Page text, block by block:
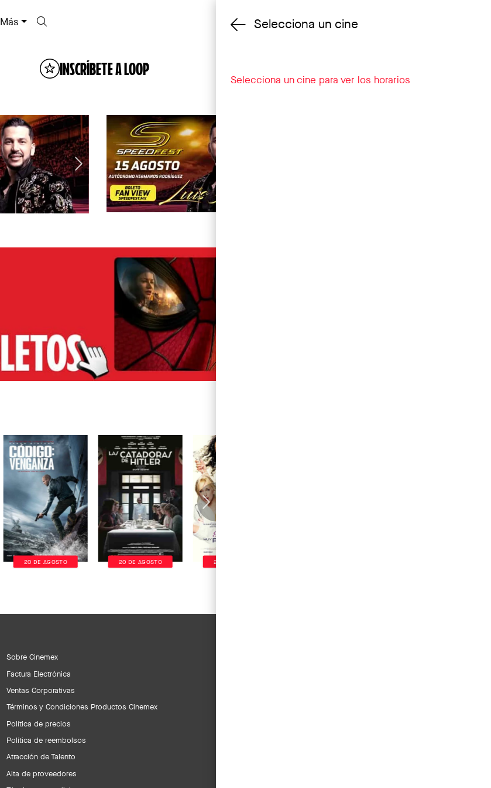
Cambiar cine
Más
INSCRÍBETE A LOOP
20 DE AGOSTO 20 DE AGOSTO 20 DE AGOSTO
Sobre Cinemex
Factura Electrónica
Ventas Corporativas
Términos y Condiciones Productos Cinemex
Política de precios
Política de reembolsos
Atracción de Talento
Alta de proveedores
Selecciona un cine
Selecciona un cine para ver los horarios